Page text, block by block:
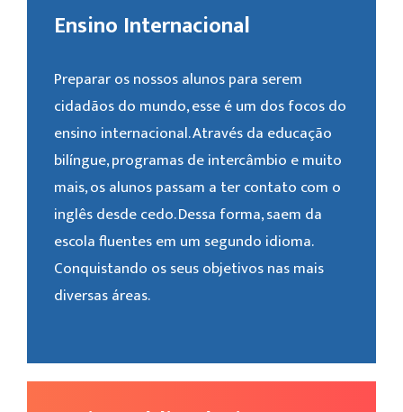
Ensino Internacional
Preparar os nossos alunos para serem
cidadãos do mundo, esse é um dos focos do
ensino internacional. Através da educação
bilíngue, programas de intercâmbio e muito
mais, os alunos passam a ter contato com o
inglês desde cedo. Dessa forma, saem da
escola fluentes em um segundo idioma.
Conquistando os seus objetivos nas mais
diversas áreas.